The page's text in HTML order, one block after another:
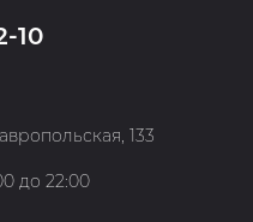
10
133
до 22:00